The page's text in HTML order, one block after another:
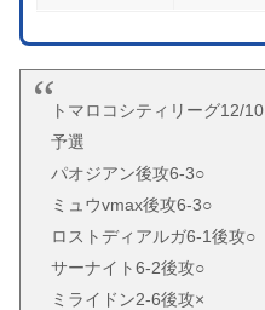
トマロコシティリーグ12/10
予選
パオジアン後攻6-3○
ミュウvmax後攻6-3○
ロストディアルガ6-1後攻○
サーナイト6-2後攻○
ミライドン2-6後攻×